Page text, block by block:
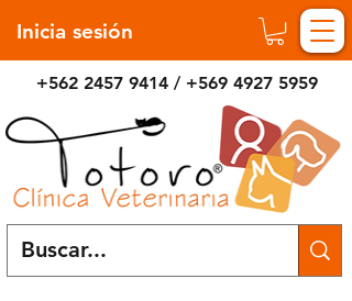
Inicia sesión
+562 2457 9414 / +569 4927 5959